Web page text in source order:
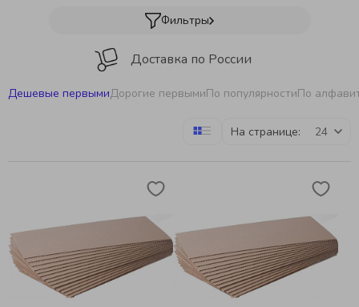
Фильтры
Доставка по России
Дешевые первымиДорогие первымиПо популярностиПо
На странице: